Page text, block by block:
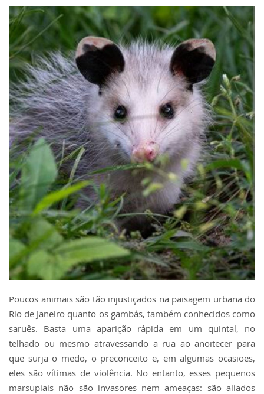
Poucos animais são tão injustiçados na paisagem urbana do
Rio de Janeiro quanto os gambás, também conhecidos como
saruês. Basta uma aparição rápida em um quintal, no
telhado ou mesmo atravessando a rua ao anoitecer para
que surja o medo, o preconceito e, em algumas ocasioes,
eles são vítimas de violência. No entanto, esses pequenos
marsupiais não são invasores nem ameaças: são aliados